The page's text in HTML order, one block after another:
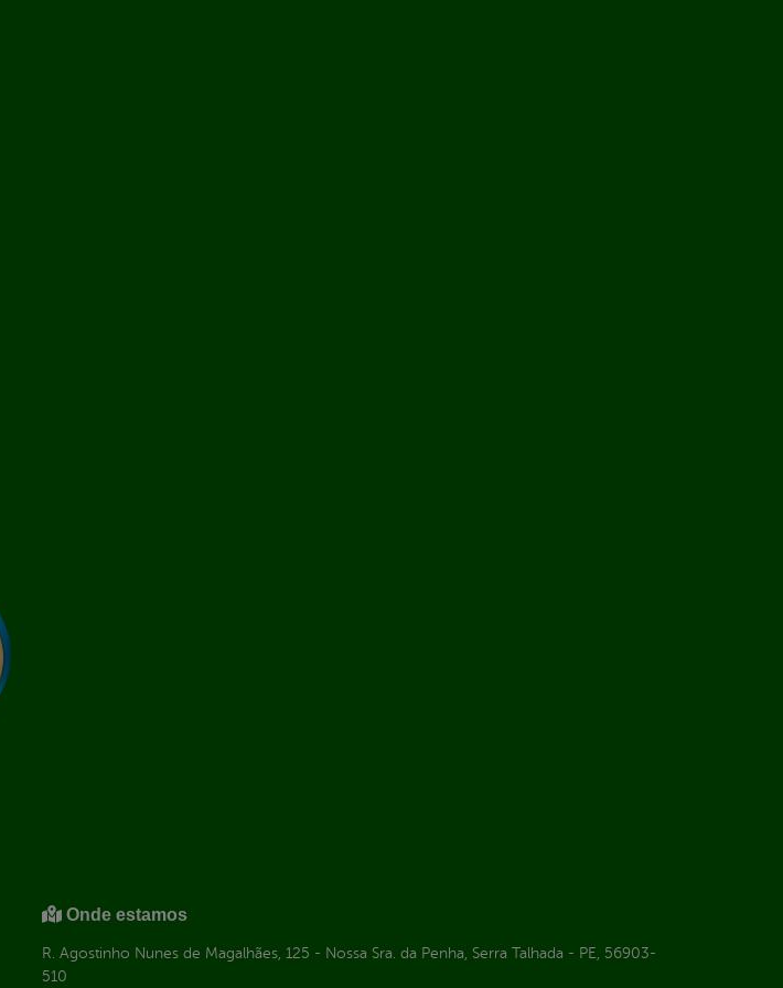
Onde estamos
R. Agostinho Nunes de Magalhães, 125 - Nossa Sra. da Penha, Serra Talhada - PE, 56903-
510